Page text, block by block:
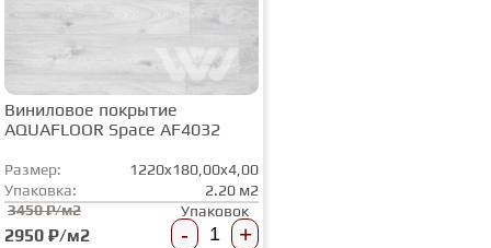
Виниловое покрытие
AQUAFLOOR Space AF4032
Размер:
1220x180,00x4,00
Упаковка:
2.20 м2
3450 ₽/м2
2950 ₽/м2
Упаковок
- +